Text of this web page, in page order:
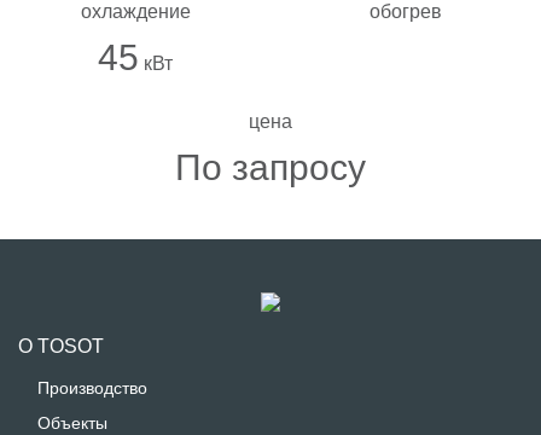
охлаждение
45 кВт
обогрев
цена
По запросу
О TOSOT
Производство
Объекты